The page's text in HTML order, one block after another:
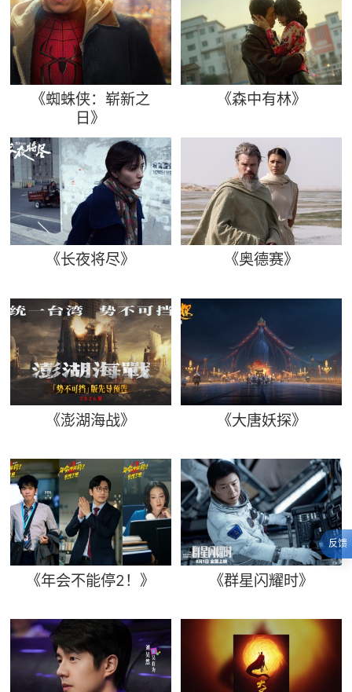
《蜘蛛侠：崭新之
日》
《森中有林》
《长夜将尽》 《奥德赛》
《澎湖海战》 《大唐妖探》
《年会不能停2！》 《群星闪耀时》
反馈